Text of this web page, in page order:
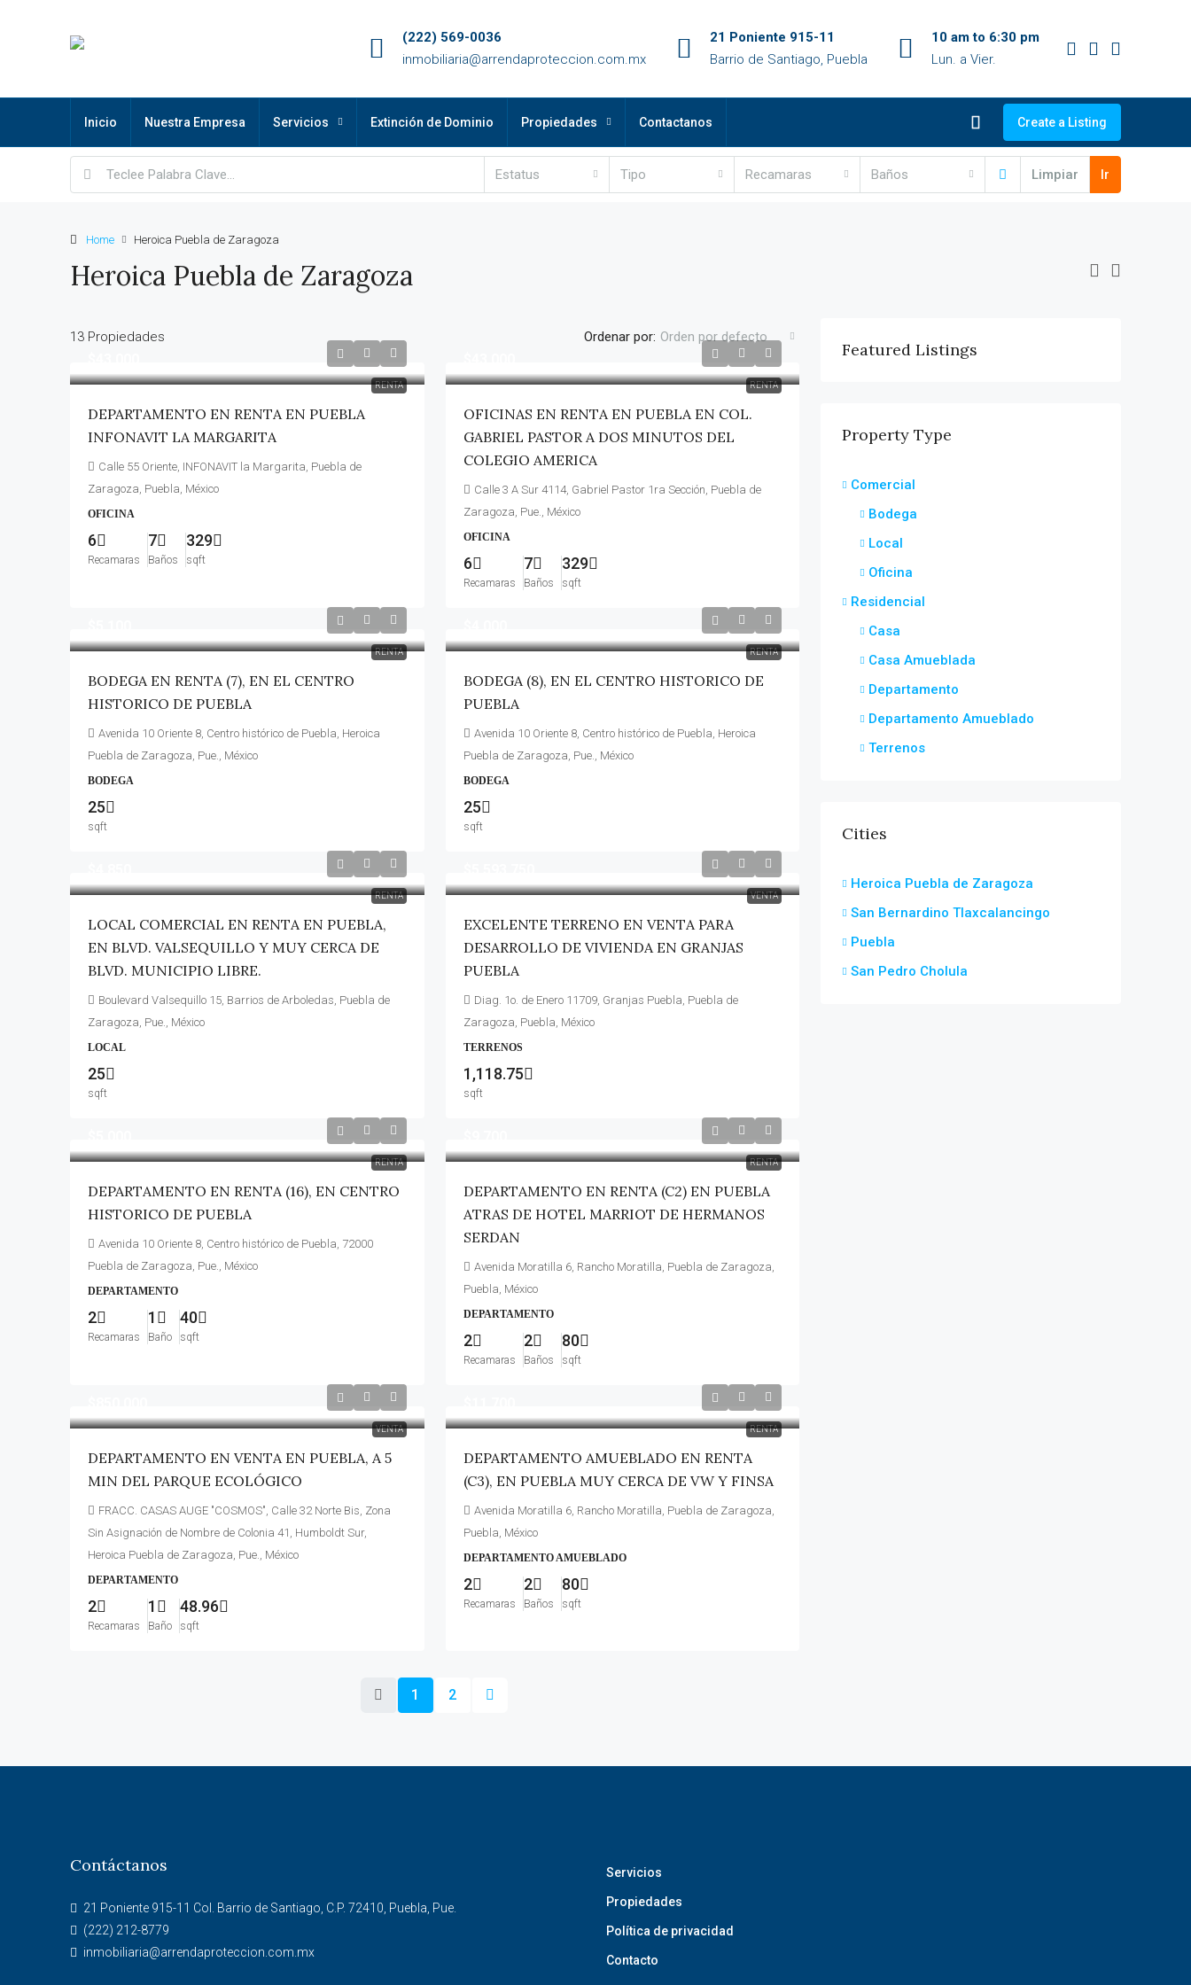
(222) 569-0036
inmobiliaria@arrendaproteccion.com.mx
21 Poniente 915-11
Barrio de Santiago, Puebla
10 am to 6:30 pm
Lun. a Vier.
Inicio Nuestra Empresa Servicios Extinción de Dominio Propiedades Contactanos Create a Listing
Estatus Tipo Recamaras Baños Limpiar Ir
Home Heroica Puebla de Zaragoza
Heroica Puebla de Zaragoza
13 Propiedades Ordenar por: Orden por defecto
RENTA
DEPARTAMENTO EN RENTA EN PUEBLA
INFONAVIT LA MARGARITA
Calle 55 Oriente, INFONAVIT la Margarita, Puebla de
Zaragoza, Puebla, México
OFICINA
6
Recamaras
7
Baños
329
sqft
RENTA
OFICINAS EN RENTA EN PUEBLA EN COL.
GABRIEL PASTOR A DOS MINUTOS DEL
COLEGIO AMERICA
Calle 3 A Sur 4114, Gabriel Pastor 1ra Sección, Puebla de
Zaragoza, Pue., México
OFICINA
6
Recamaras
7
Baños
329
sqft
RENTA
BODEGA EN RENTA (7), EN EL CENTRO
HISTORICO DE PUEBLA
Avenida 10 Oriente 8, Centro histórico de Puebla, Heroica
Puebla de Zaragoza, Pue., México
BODEGA
25
sqft
RENTA
BODEGA (8), EN EL CENTRO HISTORICO DE
PUEBLA
Avenida 10 Oriente 8, Centro histórico de Puebla, Heroica
Puebla de Zaragoza, Pue., México
BODEGA
25
sqft
RENTA
LOCAL COMERCIAL EN RENTA EN PUEBLA,
EN BLVD. VALSEQUILLO Y MUY CERCA DE
BLVD. MUNICIPIO LIBRE.
Boulevard Valsequillo 15, Barrios de Arboledas, Puebla de
Zaragoza, Pue., México
LOCAL
25
sqft
VENTA
EXCELENTE TERRENO EN VENTA PARA
DESARROLLO DE VIVIENDA EN GRANJAS
PUEBLA
Diag. 1o. de Enero 11709, Granjas Puebla, Puebla de
Zaragoza, Puebla, México
TERRENOS
1,118.75
sqft
RENTA
DEPARTAMENTO EN RENTA (16), EN CENTRO
HISTORICO DE PUEBLA
Avenida 10 Oriente 8, Centro histórico de Puebla, 72000
Puebla de Zaragoza, Pue., México
DEPARTAMENTO
2
Recamaras
1
Baño
40
sqft
RENTA
DEPARTAMENTO EN RENTA (C2) EN PUEBLA
ATRAS DE HOTEL MARRIOT DE HERMANOS
SERDAN
Avenida Moratilla 6, Rancho Moratilla, Puebla de Zaragoza,
Puebla, México
DEPARTAMENTO
2
Recamaras
2
Baños
80
sqft
VENTA
DEPARTAMENTO EN VENTA EN PUEBLA, A 5
MIN DEL PARQUE ECOLÓGICO
FRACC. CASAS AUGE "COSMOS", Calle 32 Norte Bis, Zona
Sin Asignación de Nombre de Colonia 41, Humboldt Sur,
Heroica Puebla de Zaragoza, Pue., México
DEPARTAMENTO
2
Recamaras
1
Baño
48.96
sqft
RENTA
DEPARTAMENTO AMUEBLADO EN RENTA
(C3), EN PUEBLA MUY CERCA DE VW Y FINSA
Avenida Moratilla 6, Rancho Moratilla, Puebla de Zaragoza,
Puebla, México
DEPARTAMENTO AMUEBLADO
2
Recamaras
2
Baños
80
sqft
1 2
Featured Listings
Property Type
Comercial
Bodega
Local
Oficina
Residencial
Casa
Casa Amueblada
Departamento
Departamento Amueblado
Terrenos
Cities
Heroica Puebla de Zaragoza
San Bernardino Tlaxcalancingo
Puebla
San Pedro Cholula
Contáctanos
21 Poniente 915-11 Col. Barrio de Santiago, C.P. 72410, Puebla, Pue.
(222) 212-8779
inmobiliaria@arrendaproteccion.com.mx
Servicios
Propiedades
Política de privacidad
Contacto